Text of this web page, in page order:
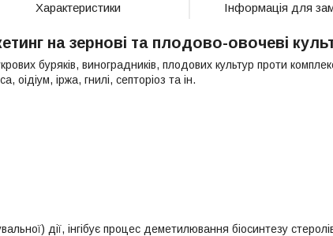
Характеристики Інформація для
на зернові та плодово-овочеві
буряків, виноградників, плодових культур проти
іржа, гнилі, септоріоз та ін.
дії, інгібує процес деметилювання біосинтезу